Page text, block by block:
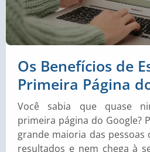
Os Benefícios de
Primeira Página
Você sabia que quase
primeira página do Google?
grande maioria das pessoas
resultados e nem chega à